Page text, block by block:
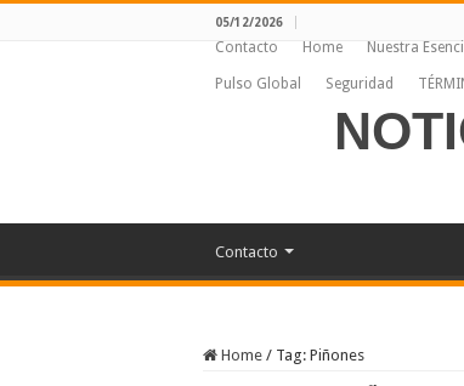
05/12/2026
Contacto Home Nuestra
Pulso Global Seguridad
Contacto
Home / Tag: Piñones